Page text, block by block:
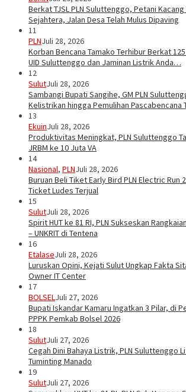
Berkat TJSL PLN Suluttenggo, Petani Kacang
Sejahtera, Jalan Desa Telah Mulus Dipaving
11
PLNJuli 28, 2026
Korban Bencana Tamako Terhibur Berkat
UID Suluttenggo dan Jaminan Listrik Anda…
12
SulutJuli 28, 2026
Sambangi Bupati Sangihe, GM PLN
Kelistrikan hingga Pemulihan Pascabencana
13
EkuinJuli 28, 2026
Produktivitas Meningkat, PLN Suluttenggo
JRBM ke 10 Juta VA
14
Nasional, PLNJuli 28, 2026
Buruan Beli Tiket Early Bird PLN Electric Run
Ticket Ludes Terjual
15
SulutJuli 28, 2026
Spirit HUT ke 81 RI, PLN Sukseskan
– UNKRIT di Tentena
16
EtalaseJuli 28, 2026
Luruskan Opini, Kejati Sulut Ungkap Fakta
Owner IT Center
17
BOLSELJuli 27, 2026
Bupati Iskandar Kamaru Ingatkan 3 Pilar, di
PPPK Pemkab Bolsel 2026
18
SulutJuli 27, 2026
Cegah Dini Bahaya Listrik, PLN Suluttenggo
Tuminting Manado
19
SulutJuli 27, 2026